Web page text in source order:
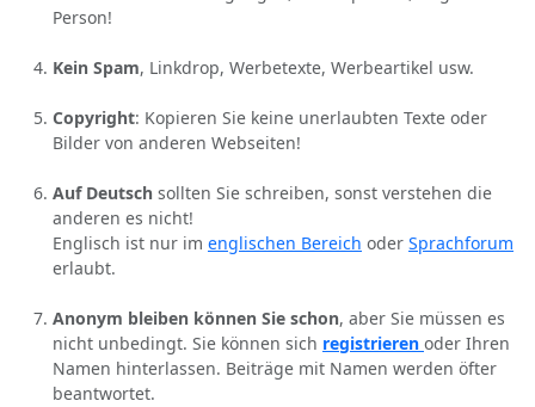
Person!
Kein Spam, Linkdrop, Werbetexte, Werbeartikel usw.
Copyright: Kopieren Sie keine unerlaubten Texte oder
Bilder von anderen Webseiten!
Auf Deutsch sollten Sie schreiben, sonst verstehen die
anderen es nicht!
Englisch ist nur im englischen Bereich oder Sprachforum
erlaubt.
Anonym bleiben können Sie schon, aber Sie müssen es
nicht unbedingt. Sie können sich registrieren oder Ihren
Namen hinterlassen. Beiträge mit Namen werden öfter
beantwortet.